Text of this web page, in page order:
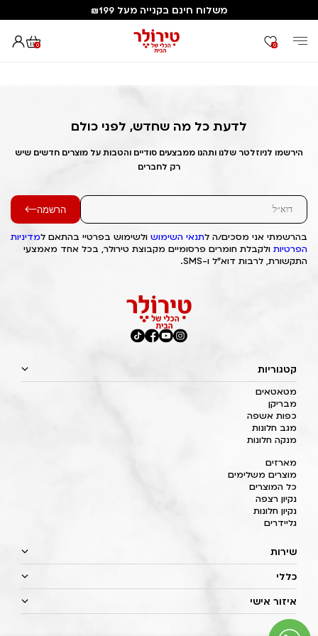
משלוח חינם בקנייה מעל ₪199
0 0
דף הבית Out of Stock Alert 2025/06/05 1749113032
לדעת כל מה שחדש, לפני כולם
הירשמו לניוזלטר שלנו ותהנו ממבצעים סודיים והטבות על מוצרים חדשים שיש
רק לחברים
הרשמה
בהרשמתי אני מסכים/ה לתנאי השימוש ולשימוש בפרטיי בהתאם למדיניות
הפרטיות ולקבלת חומרים פרסומיים מקבוצת טירולר, בכל אחד מאמצעי
התקשורת, לרבות דוא"ל ו-SMS.
קטגוריות
מטאטאים
מבריקן
כפות אשפה
מגב חלונות
מנקה חלונות
מארזים
מוצרים משלימים
כל המוצרים
נקיון רצפה
נקיון חלונות
גליידרים
שירות
כללי
איזור אישי